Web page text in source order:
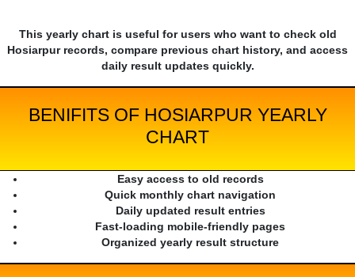
This yearly chart is useful for users who want to check old
Hosiarpur records, compare previous chart history, and access
daily result updates quickly.
BENIFITS OF HOSIARPUR YEARLY
CHART
Easy access to old records
Quick monthly chart navigation
Daily updated result entries
Fast-loading mobile-friendly pages
Organized yearly result structure